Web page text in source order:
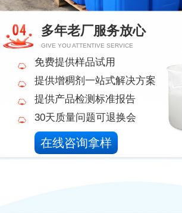
多年老厂服务放心
GIVE YOU ATTENTIVE SERVICE
免费提供样品试用
提供增稠剂一站式解决方案
提供产品检测标准报告
30天质量问题可退换会
在线咨询拿样